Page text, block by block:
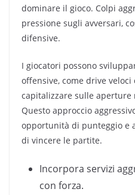
dominare il gioco. Colpi
pressione sugli avversari,
difensive.
I giocatori possono
offensive, come drive
capitalizzare sulle aperture
Questo approccio
opportunità di punteggio e
di vincere le partite.
Incorpora servizi
con forza.